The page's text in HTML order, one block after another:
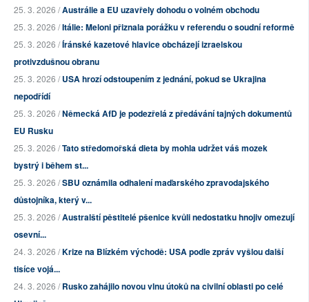
25. 3. 2026 /Austrálie a EU uzavřely dohodu o volném obchodu
25. 3. 2026 /Itálie: Meloni přiznala porážku v referendu o soudní reformě
25. 3. 2026 /Íránské kazetové hlavice obcházejí izraelskou
protivzdušnou obranu
25. 3. 2026 /USA hrozí odstoupením z jednání, pokud se Ukrajina
nepodřídí
25. 3. 2026 /Německá AfD je podezřelá z předávání tajných dokumentů
EU Rusku
25. 3. 2026 /Tato středomořská dieta by mohla udržet váš mozek
bystrý i během st...
25. 3. 2026 /SBU oznámila odhalení maďarského zpravodajského
důstojníka, který v...
25. 3. 2026 /Australští pěstitelé pšenice kvůli nedostatku hnojiv omezují
osevní...
24. 3. 2026 /Krize na Blízkém východě: USA podle zpráv vyšlou další
tisíce vojá...
24. 3. 2026 /Rusko zahájilo novou vlnu útoků na civilní oblasti po celé